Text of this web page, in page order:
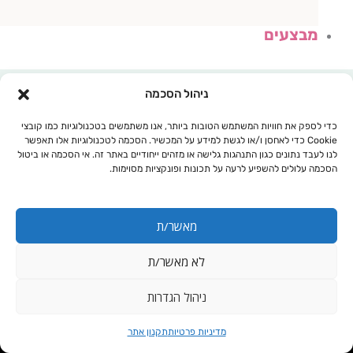
ניהול הסכמה
כדי לספק את חוויות המשתמש הטובות ביותר, אנו משתמשים בטכנולוגיות כמו קובצי
Cookie כדי לאחסן ו/או לגשת למידע על המכשיר. הסכמה לטכנולוגיות אלו תאפשר
לנו לעבד נתונים כגון התנהגות גלישה או מזהים ייחודיים באתר זה. אי הסכמה או ביטול
הסכמה עלולים להשפיע לרעה על תכונות ופונקציות מסוימות.
מאשר/ת
לא מאשר/ת
ניהול הגדרות
מדיניות פרטיותתקנון אתר
מבצעים
עגלת קניות